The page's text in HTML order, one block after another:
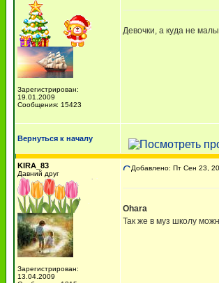
Зарегистрирован:
19.01.2009
Сообщения: 15423
Девочки, а куда не
Вернуться к началу
KIRA_83
Давний друг
Зарегистрирован:
13.04.2009
Добавлено: Пт Сен 23,
Ohara
Так же в муз школу